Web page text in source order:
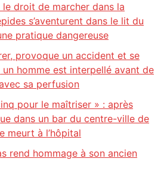
droit de marcher dans la
s’aventurent dans le lit du
pratique dangereuse
provoque un accident et se
un homme est interpellé avant de
sa perfusion
pour le maîtriser » : après
dans un bar du centre-ville de
meurt à l’hôpital
rend hommage à son ancien